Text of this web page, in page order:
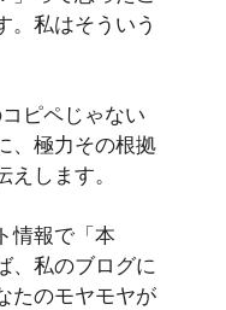
。私はそういう
ピペじゃない
、極力その根拠
します。
情報で「本
、私のブログに
たのモヤモヤが